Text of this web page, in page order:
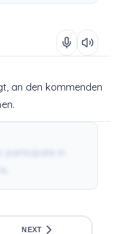
an den kommenden
in
NEXT